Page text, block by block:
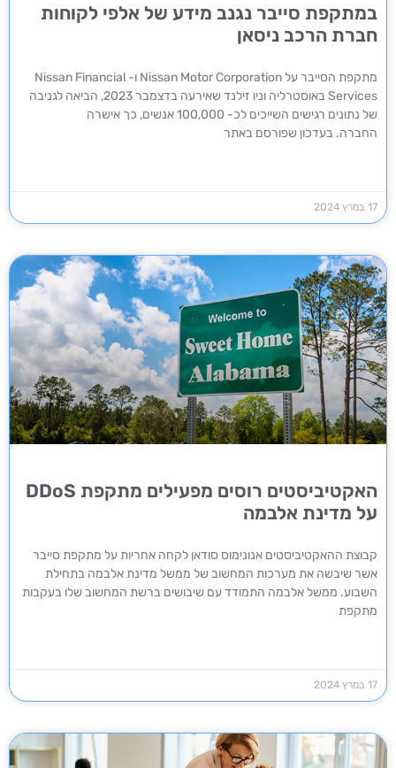
במתקפת סייבר נגנב מידע של אלפי לקוחות
חברת הרכב ניסאן
מתקפת הסייבר על Nissan Motor Corporation ו- Nissan Financial
Services באוסטרליה וניו זילנד שאירעה בדצמבר 2023, הביאה לגניבה
של נתונים רגישים השייכים לכ- 100,000 אנשים, כך אישרה
החברה. בעדכון שפורסם באתר
17 במרץ 2024
האקטיביסטים רוסים מפעילים מתקפת DDoS
על מדינת אלבמה
קבוצת ההאקטיביסטים אנונימוס סודאן לקחה אחריות על מתקפת סייבר
אשר שיבשה את מערכות המחשוב של ממשל מדינת אלבמה בתחילת
השבוע. ממשל אלבמה התמודד עם שיבושים ברשת המחשוב שלו בעקבות
מתקפת
17 במרץ 2024